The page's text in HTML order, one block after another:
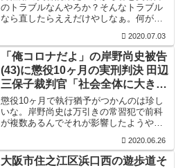
のトラブルなんやろか？そんなトラブル
なら直したらええだけやしなぁ。何がど
ど、それにしても刃傷沙汰が多過ぎです
な。
2020.07.03
「俺コロナだよ」の岸野尚史被告
(43)に懲役10ヶ月の実刑判決 田辺
三保子裁判官「社会全体に大きな
影響を与えた」
懲役10ヶ月で執行猶予がつかんのは珍し
いな。岸野尚史は万引きの常習犯で前科
が複数あるんでそれが影響したようやけ
がつかんっていう見せしめになって良か
ったです。
2020.06.26
大阪市住之江区浜口西の遊歩道そ